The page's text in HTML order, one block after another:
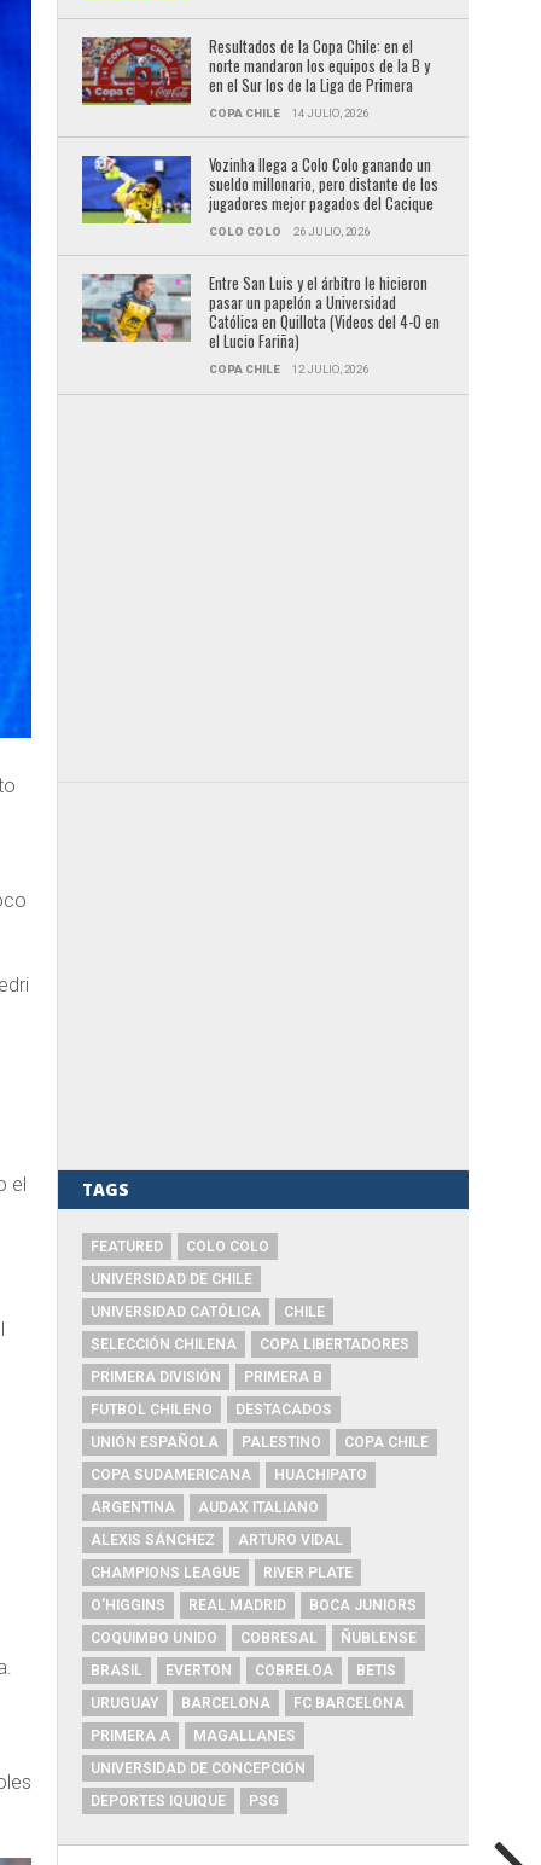
el
Resultados de la Copa Chile: en el
norte mandaron los equipos de la B y
en el Sur los de la Liga de Primera
COPA CHILE 14 JULIO, 2026
Vozinha llega a Colo Colo ganando un
sueldo millonario, pero distante de los
jugadores mejor pagados del Cacique
COLO COLO 26 JULIO, 2026
Entre San Luis y el árbitro le hicieron
pasar un papelón a Universidad
Católica en Quillota (Videos del 4-0 en
el Lucio Fariña)
COPA CHILE 12 JULIO, 2026
TAGS
FEATURED
COLO COLO
UNIVERSIDAD DE CHILE
UNIVERSIDAD CATÓLICA
CHILE
SELECCIÓN CHILENA
COPA LIBERTADORES
PRIMERA DIVISIÓN
PRIMERA B
FUTBOL CHILENO
DESTACADOS
UNIÓN ESPAÑOLA
PALESTINO
COPA CHILE
COPA SUDAMERICANA
HUACHIPATO
ARGENTINA
AUDAX ITALIANO
ALEXIS SÁNCHEZ
ARTURO VIDAL
CHAMPIONS LEAGUE
RIVER PLATE
O'HIGGINS
REAL MADRID
BOCA JUNIORS
COQUIMBO UNIDO
COBRESAL
ÑUBLENSE
BRASIL
EVERTON COBRELOA
BETIS
URUGUAY
BARCELONA
FC BARCELONA
PRIMERA A
MAGALLANES
UNIVERSIDAD DE CONCEPCIÓN
DEPORTES IQUIQUE
PSG